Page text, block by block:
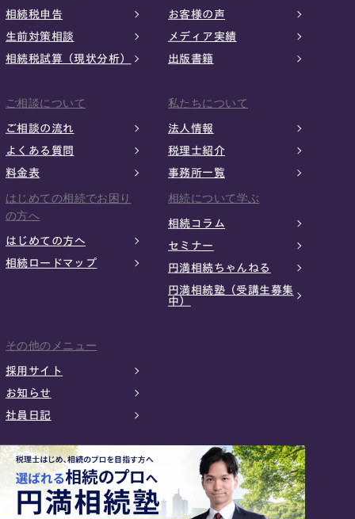
相続税申告
生前対策相談
相続税試算（現状分析）
お客様の声
メディア実績
出版書籍
ご相談について
ご相談の流れ
よくある質問
料金表
私たちについて
法人情報
税理士紹介
事務所一覧
はじめての相続でお困り
の方へ
はじめての方へ
相続ロードマップ
相続について学ぶ
相続コラム
セミナー
円満相続ちゃんねる
円満相続塾（受講生募集
中）
その他のメニュー
採用サイト
お知らせ
社員日記